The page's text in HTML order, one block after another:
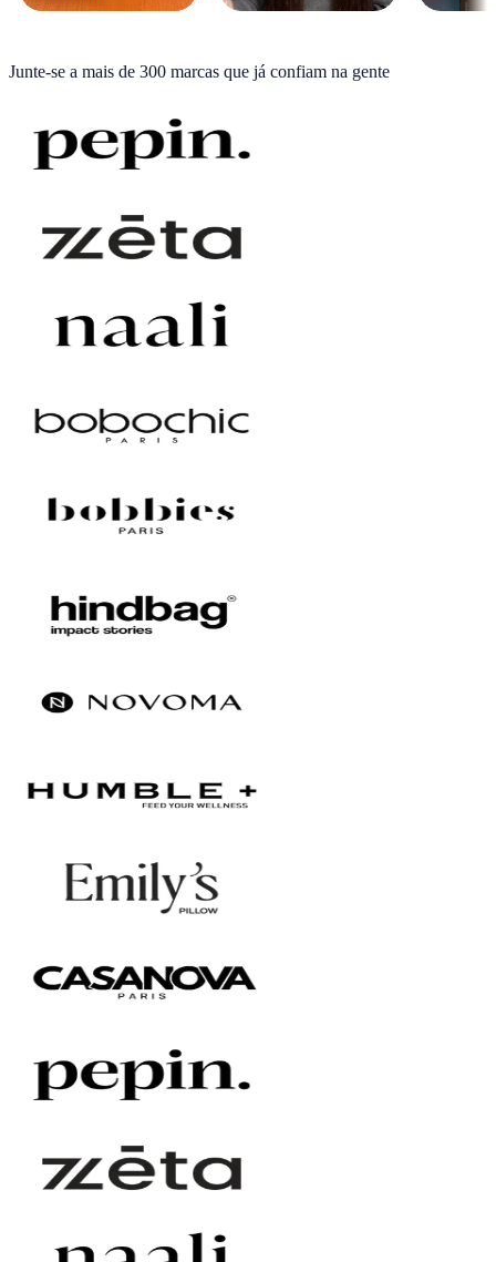
Junte-se a mais de 300 marcas que já confiam na gente